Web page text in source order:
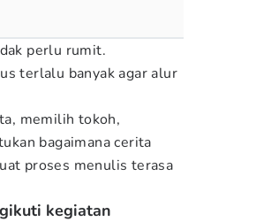
perlu rumit.
terlalu banyak agar alur
memilih tokoh,
bagaimana cerita
proses menulis terasa
kegiatan